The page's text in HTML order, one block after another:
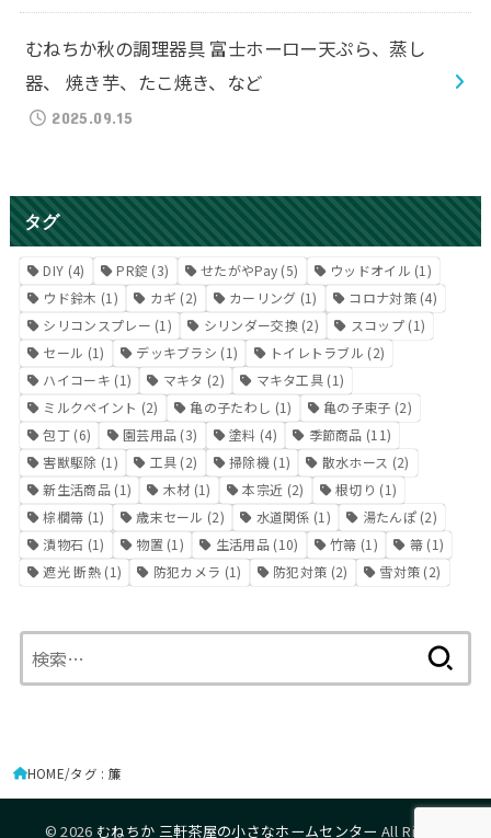
むねちか秋の調理器具 富士ホーロー天ぷら、蒸し
器、 焼き芋、たこ焼き、など
2025.09.15
タグ
DIY (4) PR錠 (3) せたがやPay (5) ウッドオイル (1)
ウド鈴木 (1) カギ (2) カーリング (1) コロナ対策(4)
シリコンスプレー (1) シリンダー交換(2) スコップ(1)
セール (1) デッキブラシ (1) トイレトラブル (2)
ハイコーキ (1) マキタ (2) マキタ工具 (1)
ミルクペイント (2) 亀の子たわし (1) 亀の子束子 (2)
包丁 (6) 園芸用品 (3) 塗料 (4) 季節商品 (11)
害獣駆除 (1) 工具 (2) 掃除機(1) 散水ホース (2)
新生活商品(1) 木材(1) 本宗近 (2) 根切り (1)
棕櫚箒 (1) 歳末セール (2) 水道関係 (1) 湯たんぽ(2)
漬物石 (1) 物置 (1) 生活用品(10) 竹箒 (1) 箒(1)
遮光 断熱(1) 防犯カメラ (1) 防犯対策 (2) 雪対策 (2)
索:
HOME タグ : 簾
© 2026 むねちか 三軒茶屋の小さなホームセンター All Rights